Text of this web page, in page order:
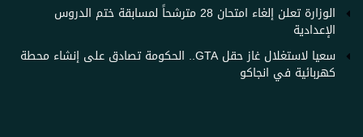
الوزارة تعلن إلغاء امتحان 28 مترشحاً لمسابقة ختم الدروس
الإعدادية
سعيا لاستغلال غاز حقل GTA.. الحكومة تصادق على إنشاء محطة
كهربائية في انجاكو